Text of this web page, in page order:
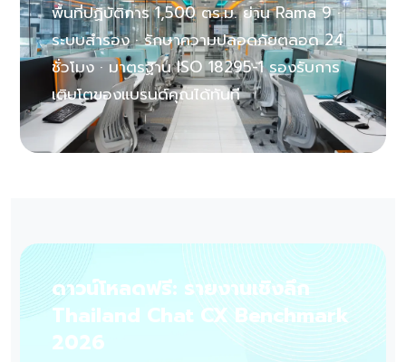
พื้นที่ปฏิบัติการ 1,500 ตร.ม. ย่าน Rama 9 ·
ระบบสำรอง · รักษาความปลอดภัยตลอด 24
ชั่วโมง · มาตรฐาน ISO 18295-1 รองรับการ
เติบโตของแบรนด์คุณได้ทันที
ดาวน์โหลดฟรี: รายงานเชิงลึก
Thailand Chat CX Benchmark
2026